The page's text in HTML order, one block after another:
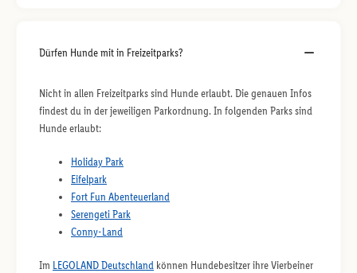
Dürfen Hunde mit in Freizeitparks?
Nicht in allen Freizeitparks sind Hunde erlaubt. Die genauen Infos
findest du in der jeweiligen Parkordnung. In folgenden Parks sind
Hunde erlaubt:
Holiday Park
Eifelpark
Fort Fun Abenteuerland
Serengeti Park
Conny-Land
Im LEGOLAND Deutschland können Hundebesitzer ihre Vierbeiner